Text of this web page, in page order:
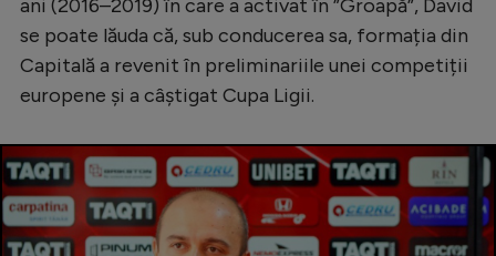
Campionate
Starurile fotbalului
EURO 2024
Stranieri
Clasamente
ani (2016–2019) în care a activat în ”Groapă”, David
se poate lăuda că, sub conducerea sa, formația din
Capitală a revenit în preliminariile unei competiții
europene și a câștigat Cupa Ligii.